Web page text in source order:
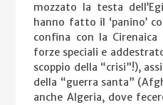
mozzato la testa
hanno fatto il ‘panino’
confina con la
forze speciali e
scoppio della “crisi”!),
della “guerra santa”
anche Algeria, dove